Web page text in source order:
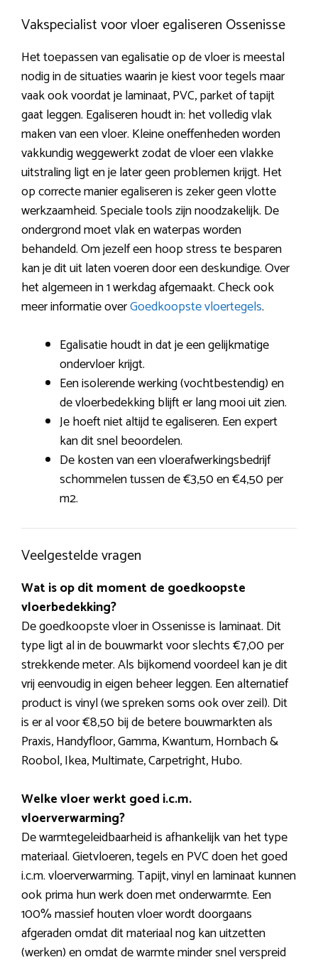
Vakspecialist voor vloer egaliseren Ossenisse
Het toepassen van egalisatie op de vloer is meestal
nodig in de situaties waarin je kiest voor tegels maar
vaak ook voordat je laminaat, PVC, parket of tapijt
gaat leggen. Egaliseren houdt in: het volledig vlak
maken van een vloer. Kleine oneffenheden worden
vakkundig weggewerkt zodat de vloer een vlakke
uitstraling ligt en je later geen problemen krijgt. Het
op correcte manier egaliseren is zeker geen vlotte
werkzaamheid. Speciale tools zijn noodzakelijk. De
ondergrond moet vlak en waterpas worden
behandeld. Om jezelf een hoop stress te besparen
kan je dit uit laten voeren door een deskundige. Over
het algemeen in 1 werkdag afgemaakt. Check ook
meer informatie overGoedkoopste vloertegels.
Egalisatie houdt in dat je een gelijkmatige
ondervloer krijgt.
Een isolerende werking (vochtbestendig) en
de vloerbedekking blijft er lang mooi uit zien.
Je hoeft niet altijd te egaliseren. Een expert
kan dit snel beoordelen.
De kosten van een vloerafwerkingsbedrijf
schommelen tussen de €3,50 en €4,50 per
m2.
Veelgestelde vragen
Wat is op dit moment de goedkoopste
vloerbedekking?
De goedkoopste vloer in Ossenisse is laminaat. Dit
type ligt al in de bouwmarkt voor slechts €7,00 per
strekkende meter. Als bijkomend voordeel kan je dit
vrij eenvoudig in eigen beheer leggen. Een alternatief
product is vinyl (we spreken soms ook over zeil). Dit
is er al voor €8,50 bij de betere bouwmarkten als
Praxis, Handyfloor, Gamma, Kwantum, Hornbach &
Roobol, Ikea, Multimate, Carpetright, Hubo.
Welke vloer werkt goed i.c.m.
vloerverwarming?
De warmtegeleidbaarheid is afhankelijk van het type
materiaal. Gietvloeren, tegels en PVC doen het goed
i.c.m. vloerverwarming. Tapijt, vinyl en laminaat kunnen
ook prima hun werk doen met onderwarmte. Een
100% massief houten vloer wordt doorgaans
afgeraden omdat dit materiaal nog kan uitzetten
(werken) en omdat de warmte minder snel verspreid